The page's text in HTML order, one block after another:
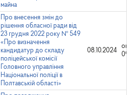
майна
Про внесення змін до
рішення обласної ради від
23 грудня 2022 року № 549
«Про визначення
кандидатур до складу
поліцейської комісії
Головного управління
Національної поліції в
Полтавській області»
08.10.2024